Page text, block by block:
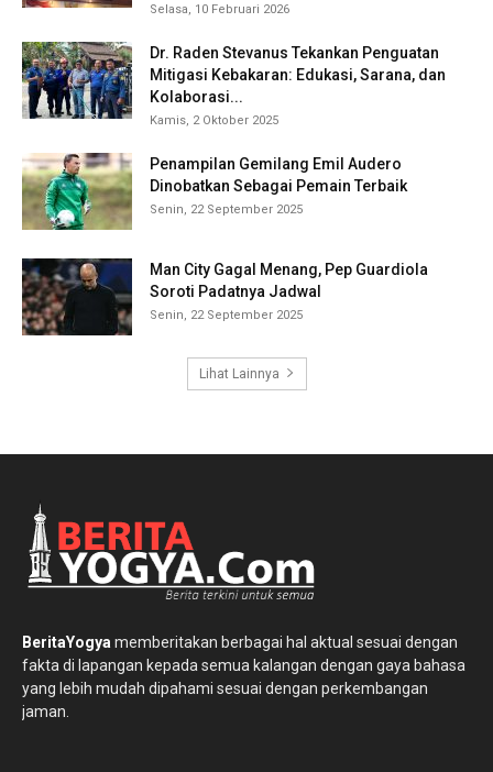
Selasa, 10 Februari 2026
Dr. Raden Stevanus Tekankan Penguatan
Mitigasi Kebakaran: Edukasi, Sarana, dan
Kolaborasi...
Kamis, 2 Oktober 2025
Penampilan Gemilang Emil Audero
Dinobatkan Sebagai Pemain Terbaik
Senin, 22 September 2025
Man City Gagal Menang, Pep Guardiola
Soroti Padatnya Jadwal
Senin, 22 September 2025
Lihat Lainnya
BeritaYogya memberitakan berbagai hal aktual sesuai dengan
fakta di lapangan kepada semua kalangan dengan gaya bahasa
yang lebih mudah dipahami sesuai dengan perkembangan
jaman.